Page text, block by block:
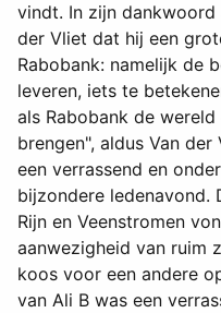
vindt. In zijn dankwoord
der Vliet dat hij een
Rabobank: namelijk de
leveren, iets te
als Rabobank de
brengen", aldus Van
een verrassend en
bijzondere ledenavond.
Rijn en Veenstromen
aanwezigheid van ruim
koos voor een andere
van Ali B was een